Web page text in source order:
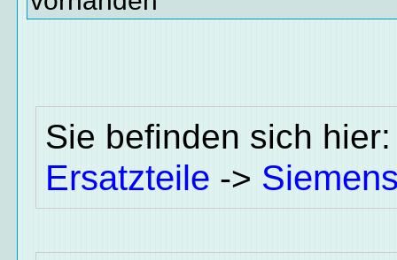
Sie befinden sich
Ersatzteile ->